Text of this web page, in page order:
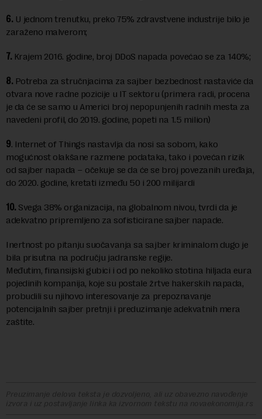
6. U jednom trenutku, preko 75% zdravstvene industrije bilo je
zaraženo malverom;
7. Krajem 2016. godine, broj DDoS napada povećao se za 140%;
8. Potreba za stručnjacima za sajber bezbednost nastaviće da
otvara nove radne pozicije u IT sektoru (primera radi, procena
je da će se samo u Americi broj nepopunjenih radnih mesta za
navedeni profil, do 2019. godine, popeti na 1.5 milion)
9. Internet of Things nastavlja da nosi sa sobom, kako
mogućnost olakšane razmene podataka, tako i povećan rizik
od sajber napada – očekuje se da će se broj povezanih uređaja,
do 2020. godine, kretati između 50 i 200 milijardi
10. Svega 38% organizacija, na globalnom nivou, tvrdi da je
adekvatno pripremljeno za sofisticirane sajber napade.
Inertnost po pitanju suočavanja sa sajber kriminalom dugo je
bila prisutna na području jadranske regije.
Međutim, finansijski gubici i od po nekoliko stotina hiljada eura
pojedinih kompanija, koje su postale žrtve hakerskih napada,
probudili su njihovo interesovanje za prepoznavanje
potencijalnih sajber pretnji i preduzimanje adekvatnih mera
zaštite.
Preuzimanje delova teksta je dozvoljeno, ali uz obavezno navođenje
izvora i uz postavljanje linka ka izvornom tekstu na novaekonomija.rs